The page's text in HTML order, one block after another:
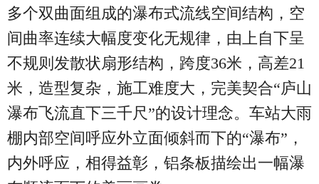
多个双曲面组成的瀑布式流线空间结构，空
间曲率连续大幅度变化无规律，由上自下呈
不规则发散状扇形结构，跨度36米，高差21
米，造型复杂，施工难度大，完美契合“庐山
瀑布飞流直下三千尺”的设计理念。车站大雨
棚内部空间呼应外立面倾斜而下的“瀑布”，
内外呼应，相得益彰，铝条板描绘出一幅瀑